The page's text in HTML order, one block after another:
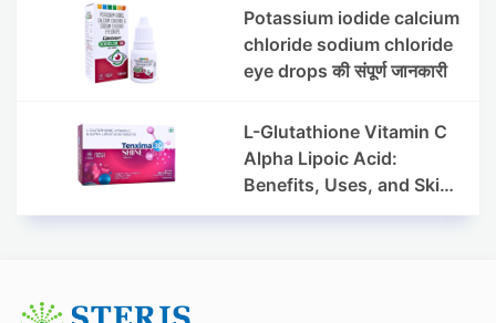
Potassium iodide calcium
chloride sodium chloride
eye drops की संपूर्ण जानकारी
L-Glutathione Vitamin C
Alpha Lipoic Acid:
Benefits, Uses, and Skin
Appearance Support